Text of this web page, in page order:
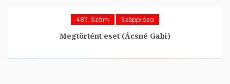
487. Szám Széppróza
Megtörtént eset (Ácsné Gabi)